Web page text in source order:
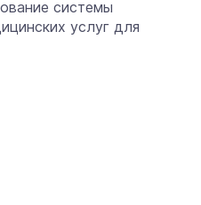
системы
услуг для